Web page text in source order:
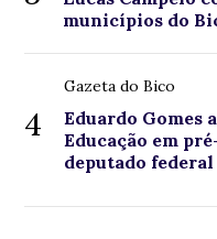
municípios do
4
Gazeta do Bico
Eduardo Gomes
Educação em
deputado federal